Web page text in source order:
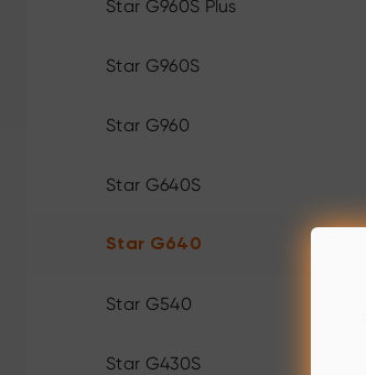
Star G960S Plus
Star G960S
Star G960
Star G640S
Star G640
Star G540
Star G430S